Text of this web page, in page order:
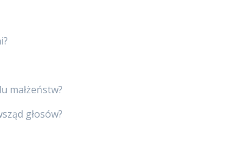
małżeństw?
głosów?